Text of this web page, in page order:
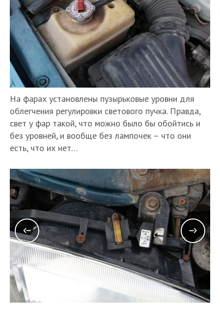
На фарах установлены пузырьковые уровни для
облегчения регулировки светового пучка. Правда,
свет у фар такой, что можно было бы обойтись и
без уровней, и вообще без лампочек – что они
есть, что их нет…